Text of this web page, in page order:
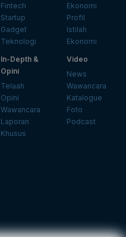
Fintech
Startup
Gadget
Teknologi
Ekonomi
Profil
Istilah
Ekonomi
In-Depth &
Opini
Telaah
Opini
Wawancara
Laporan
Khusus
Video
News
Wawancara
Katalogue
Foto
Podcast